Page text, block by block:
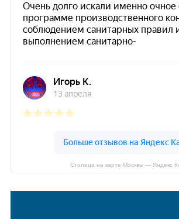
Столица на карте Москвы — Яндекс